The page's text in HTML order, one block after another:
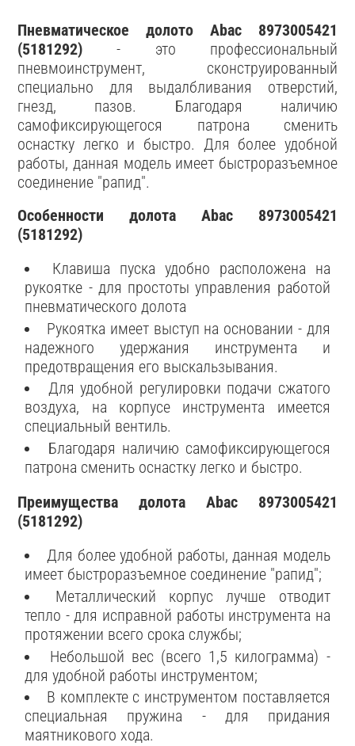
Пневматическое долото Abac 8973005421
(5181292) - это профессиональный
пневмоинструмент, сконструированный
специально для выдалбливания отверстий,
гнезд, пазов. Благодаря наличию
самофиксирующегося патрона сменить
оснастку легко и быстро. Для более удобной
работы, данная модель имеет быстроразъемное
соединение "рапид".
Особенности долота Abac 8973005421
(5181292)
Клавиша пуска удобно расположена на
рукоятке - для простоты управления работой
пневматического долота
Рукоятка имеет выступ на основании - для
надежного удержания инструмента и
предотвращения его выскальзывания.
Для удобной регулировки подачи сжатого
воздуха, на корпусе инструмента имеется
специальный вентиль.
Благодаря наличию самофиксирующегося
патрона сменить оснастку легко и быстро.
Преимущества долота Abac 8973005421
(5181292)
Для более удобной работы, данная модель
имеет быстроразъемное соединение "рапид";
Металлический корпус лучше отводит
тепло - для исправной работы инструмента на
протяжении всего срока службы;
Небольшой вес (всего 1,5 килограмма) -
для удобной работы инструментом;
В комплекте с инструментом поставляется
специальная пружина - для придания
маятникового хода.